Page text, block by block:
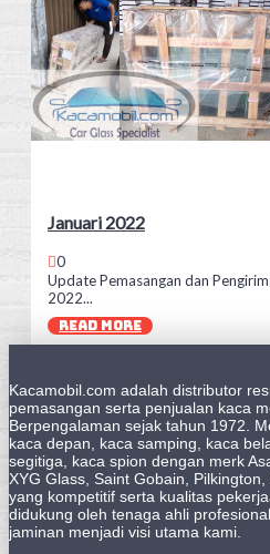
Januari 2022
0
Update Pemasangan dan
2022...
READ MORE
Kacamobil.com adalah distributor
pemasangan serta penjualan kaca
Berpengalaman sejak tahun 1972.
kaca depan, kaca samping, kaca
segitiga, kaca spion dengan merk
XYG Glass, Saint Gobain,
yang kompetitif serta kualitas
didukung oleh tenaga ahli
jaminan menjadi visi utama kami.